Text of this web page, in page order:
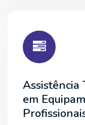
Assistência
em